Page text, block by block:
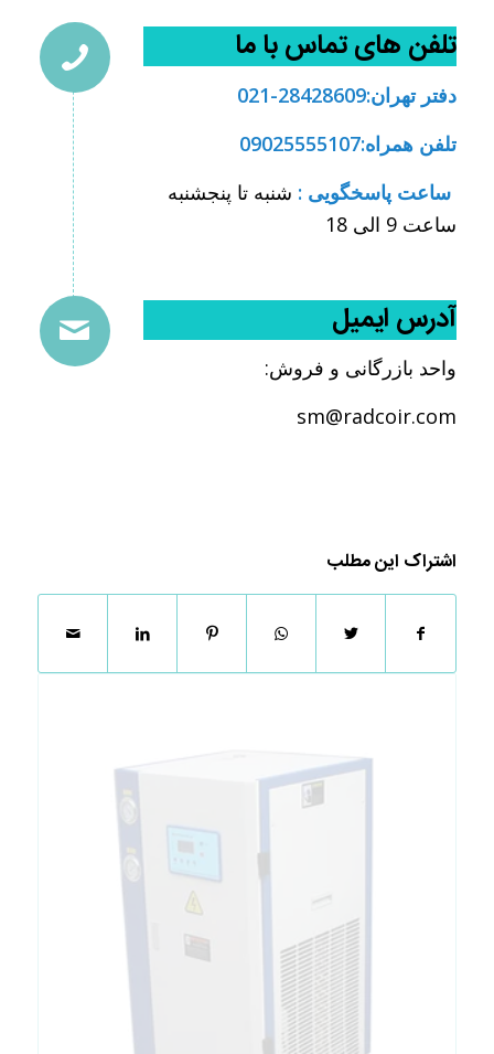
تلفن های تماس با ما
دفتر تهران:28428609-021
تلفن همراه:09025555107
ساعت پاسخگویی : شنبه تا پنجشنبه
ساعت 9 الی 18
آدرس ایمیل
واحد بازرگانی و فروش:
sm@radcoir.com
اشتراک این مطلب